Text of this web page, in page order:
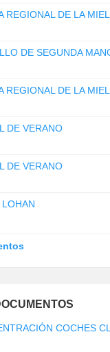
REGIONAL DE LA
DE SEGUNDA
REGIONAL DE LA
DE VERANO
DE VERANO
COCHES